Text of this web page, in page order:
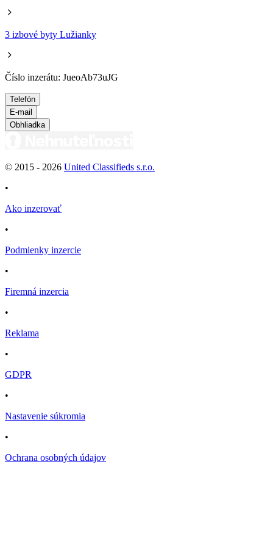
3 izbové byty Lužianky
Číslo inzerátu: JueoAb73uJG
Telefón
E-mail
Obhliadka
© 2015 - 2026 United Classifieds s.r.o.
•
Ako inzerovať
•
Podmienky inzercie
•
Firemná inzercia
•
Reklama
•
GDPR
•
Nastavenie súkromia
•
Ochrana osobných údajov